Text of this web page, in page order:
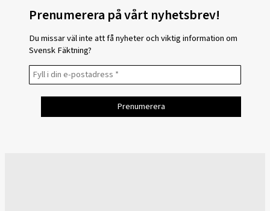
Prenumerera på vårt nyhetsbrev!
Du missar väl inte att få nyheter och viktig information om
Svensk Fäktning?